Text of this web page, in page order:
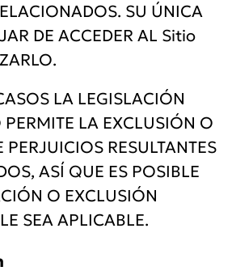
SU ÚNICA
DE ACCEDER AL Sitio
LA LEGISLACIÓN
LA EXCLUSIÓN O
RESULTANTES
ASÍ QUE ES POSIBLE
O EXCLUSIÓN
SEA APLICABLE.